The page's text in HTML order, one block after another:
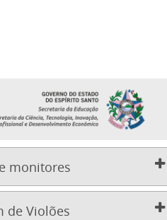
monitores
de Violões